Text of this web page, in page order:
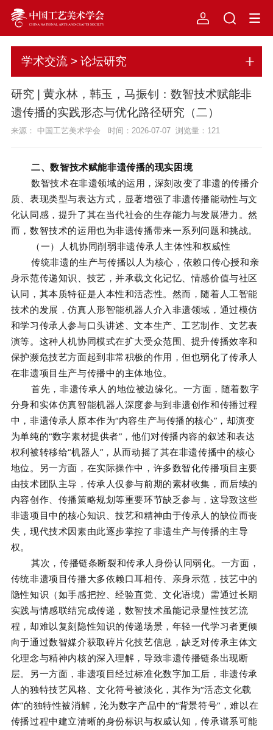
学术交流 > 论坛研究
研究 | 黄永林，韩玉，马振钊：数智技术赋能非
遗传播的实践形态与优化路径研究（二）
来源： 中国工艺美术学会 时间：2026-07-07 浏览量： 121
二、数智技术赋能非遗传播的现实困境
数智技术在非遗领域的运用，深刻改变了非遗的传播介
质、表现类型与表达方式，显著增强了非遗传播能动性与文
化认同感，提升了其在当代社会的生存能力与发展潜力。然
而，数智技术的运用也为非遗传播带来一系列问题和挑战。
（一）人机协同削弱非遗传承人主体性和权威性
传统非遗的生产与传播以人为核心，依赖口传心授和亲
身示范传递知识、技艺，并承载文化记忆、情感价值与社区
认同，其本质特征是人本性和活态性。然而，随着人工智能
技术的发展，仿真人形智能机器人介入非遗领域，通过模仿
和学习传承人参与口头讲述、文本生产、工艺制作、文艺表
演等。这种人机协同模式在扩大受众范围、提升传播效率和
保护濒危技艺方面起到非常积极的作用，但也弱化了传承人
在非遗项目生产与传播中的主体地位。
首先，非遗传承人的地位被边缘化。一方面，随着数字
分身和实体仿真智能机器人深度参与到非遗创作和传播过程
中，非遗传承人原本作为“内容生产与传播的核心”，却演变
为单纯的“数字素材提供者”，他们对传播内容的叙述和表达
权利被转移给“机器人”，从而动摇了其在非遗传播中的核心
地位。另一方面，在实际操作中，许多数智化传播项目主要
由技术团队主导，传承人仅参与前期的素材收集，而后续的
内容创作、传播策略规划等重要环节缺乏参与，这导致这些
非遗项目中的核心知识、技艺和精神由于传承人的缺位而丧
失，现代技术因素由此逐步掌控了非遗生产与传播的主导
权。
其次，传播链条断裂和传承人身份认同弱化。一方面，
传统非遗项目传播大多依赖口耳相传、亲身示范，技艺中的
隐性知识（如手感把控、经验直觉、文化语境）需通过长期
实践与情感联结完成传递，数智技术虽能记录显性技艺流
程，却难以复刻隐性知识的传递场景，年轻一代学习者更倾
向于通过数智媒介获取碎片化技艺信息，缺乏对传承主体文
化理念与精神内核的深入理解，导致非遗传播链条出现断
层。另一方面，非遗项目经过标准化数字加工后，非遗传承
人的独特技艺风格、文化符号被淡化，其作为“活态文化载
体”的独特性被消解，沦为数字产品中的“背景符号”，难以在
传播过程中建立清晰的身份标识与权威认知，传承谱系可能